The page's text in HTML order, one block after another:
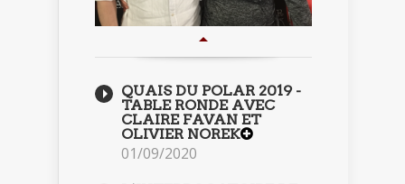
QUAIS DU POLAR 2019 -
TABLE RONDE AVEC
CLAIRE FAVAN ET
OLIVIER NOREK
01/09/2020